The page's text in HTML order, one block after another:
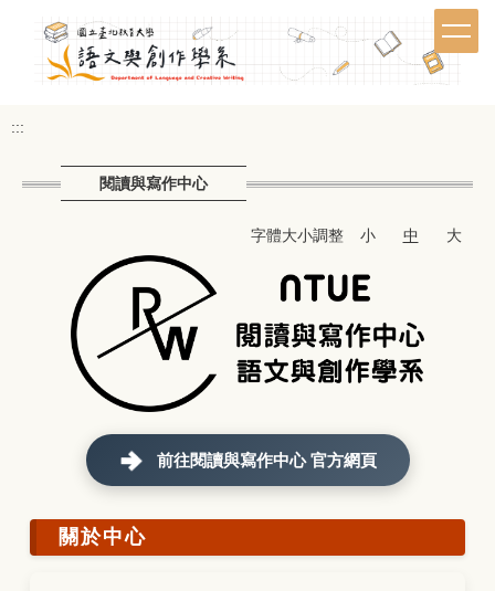
容
:::
閱讀與寫作中心
字體大小調整 小 中 大
前往閱讀與寫作中心 官方網頁
關於中心